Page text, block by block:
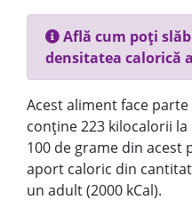
Află cum poți
densitatea calorică
Acest aliment face
conține 223 kilocalorii
100 de grame din acest
aport caloric din
un adult (2000 kCal).